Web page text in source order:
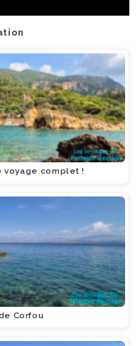
voyage complet !
Corfou